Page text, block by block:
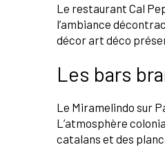
Le restaurant Cal
l’ambiance
décor art déco
Les bars
Le Miramelindo sur
L’atmosphère
catalans et des